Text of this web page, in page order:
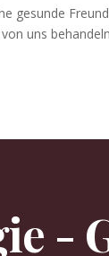
gesunde
uns
-